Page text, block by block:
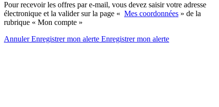
Pour recevoir les offres par e-mail, vous devez saisir votre adresse
électronique et la valider sur la page « Mes coordonnées » de la
rubrique « Mon compte »
AnnulerEnregistrer mon alerte Enregistrermon alerte